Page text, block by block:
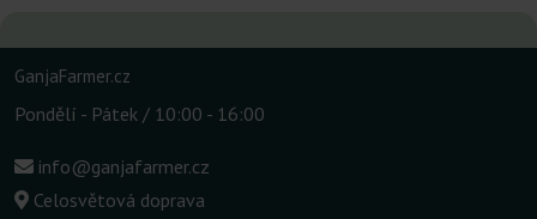
GanjaFarmer.cz
Pondělí - Pátek / 10:00 - 16:00
info@ganjafarmer.cz
Celosvětová doprava